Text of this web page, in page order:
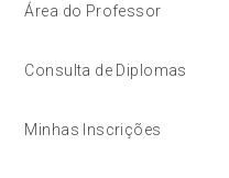
Área do Professor
Consulta de Diplomas
Minhas Inscrições